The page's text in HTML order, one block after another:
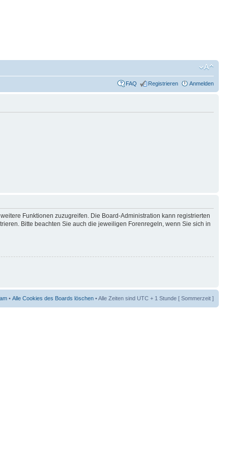
FAQ Registrieren Anmelden
Funktionen zuzugreifen. Die Board-Administration kann registrierten
Bitte beachten Sie auch die jeweiligen Forenregeln, wenn Sie sich in
• Alle Cookies des Boards löschen • Alle Zeiten sind UTC + 1 Stunde [ Sommerzeit ]